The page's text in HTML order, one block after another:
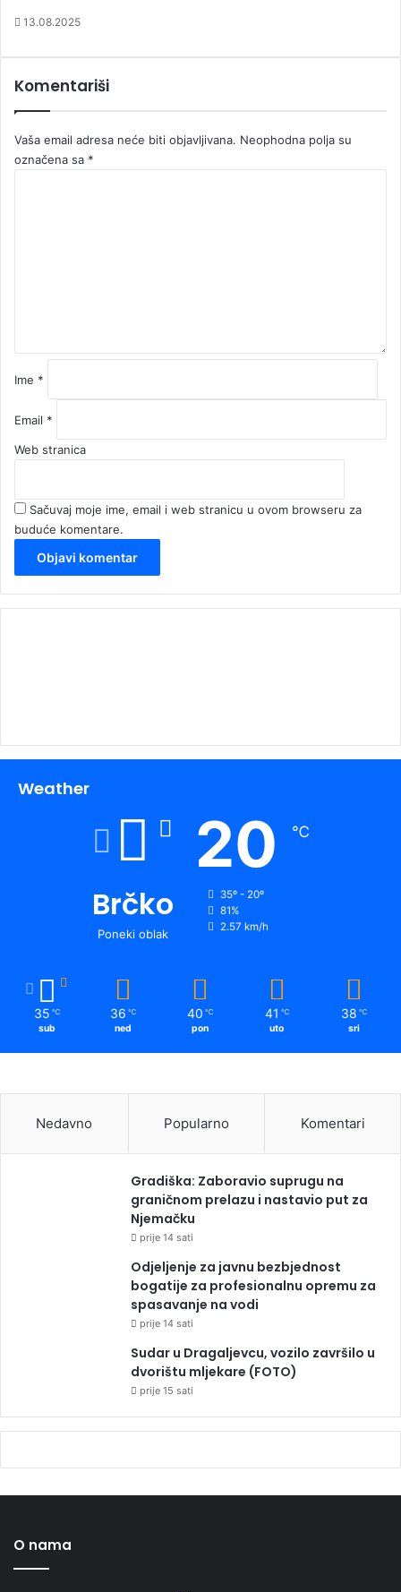
13.08.2025
Komentariši
Vaša email adresa neće biti objavljivana. Neophodna polja su
označena sa *
Ime *
Email *
Web stranica
Sačuvaj moje ime, email i web stranicu u ovom browseru za
buduće komentare.
Weather
Brčko
Poneki oblak
20 ℃
35º - 20º
81%
2.57 km/h
35 ℃
sub
36 ℃
ned
40 ℃
pon
41 ℃
uto
38 ℃
sri
Nedavno Popularno Komentari
Gradiška: Zaboravio suprugu na
graničnom prelazu i nastavio put za
Njemačku
prije 14 sati
Odjeljenje za javnu bezbjednost
bogatije za profesionalnu opremu za
spasavanje na vodi
prije 14 sati
Sudar u Dragaljevcu, vozilo završilo u
dvorištu mljekare (FOTO)
prije 15 sati
O nama